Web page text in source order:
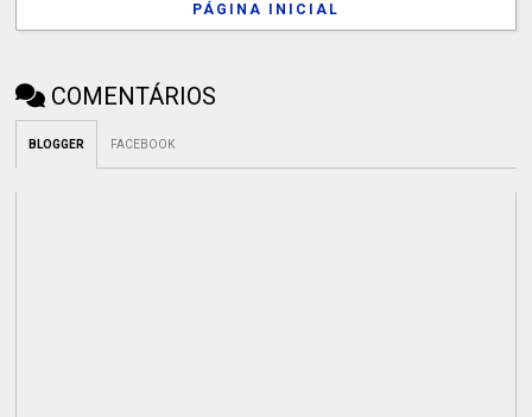
PÁGINA INICIAL
COMENTÁRIOS
BLOGGER FACEBOOK